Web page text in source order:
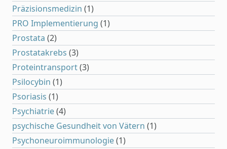
Präzisionsmedizin (1)
PRO Implementierung (1)
Prostata (2)
Prostatakrebs (3)
Proteintransport(3)
Psilocybin (1)
Psoriasis (1)
Psychiatrie(4)
psychische Gesundheit von Vätern (1)
Psychoneuroimmunologie(1)